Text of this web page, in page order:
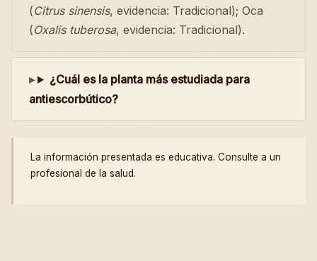
(Citrus sinensis, evidencia: Tradicional); Oca
(Oxalis tuberosa, evidencia: Tradicional).
¿Cuál es la planta más estudiada para
antiescorbútico?
La información presentada es educativa. Consulte a un
profesional de la salud.